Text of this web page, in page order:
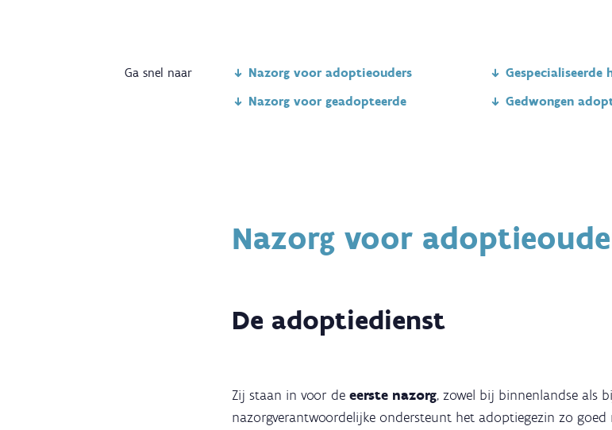
Ga snel naar
Nazorg voor adoptieouders
Nazorg voor geadopteerde
Gespecialiseerde
Gedwongen
Nazorg voor
De adoptiedienst
Zij staan in voor de eerste nazorg, zowel bij binnenlandse als
nazorgverantwoordelijke ondersteunt het adoptiegezin zo